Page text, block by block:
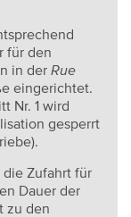
für den
in der Rue
eingerichtet.
Nr. 1 wird
gesperrt
Zufahrt für
Dauer der
zu den